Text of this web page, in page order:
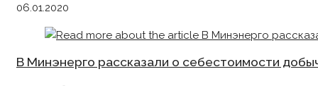
06.01.2020
В Минэнерго рассказали о себестоимости